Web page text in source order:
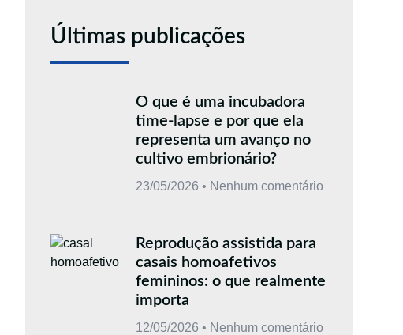
Últimas publicações
O que é uma incubadora
time-lapse e por que ela
representa um avanço no
cultivo embrionário?
23/05/2026 Nenhum comentário
Reprodução assistida para
casais homoafetivos
femininos: o que realmente
importa
12/05/2026 Nenhum comentário